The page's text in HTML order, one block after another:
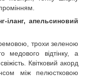
іланг, апельсиновий
трохи зеленою
медового відтінку, а
Квітковий акорд
між пелюстковою